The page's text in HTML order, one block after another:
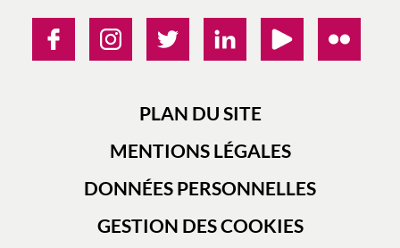
PLAN DU SITE
MENTIONS LÉGALES
DONNÉES PERSONNELLES
GESTION DES COOKIES